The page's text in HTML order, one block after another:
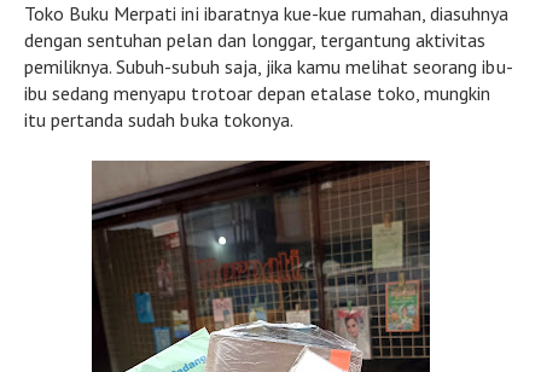
Toko Buku Merpati ini ibaratnya kue-kue rumahan, diasuhnya
dengan sentuhan pelan dan longgar, tergantung aktivitas
pemiliknya. Subuh-subuh saja, jika kamu melihat seorang ibu-
ibu sedang menyapu trotoar depan etalase toko, mungkin
itu pertanda sudah buka tokonya.